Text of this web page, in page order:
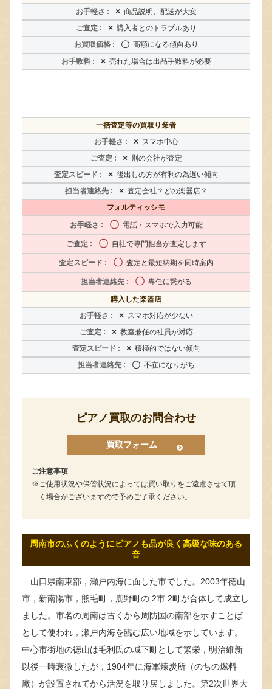
× 商品説明、配送が大変
× 購入者とのトラブルあり
〇 高額になる傾向あり
× 売れた場合は出品手数料が必要
一括査定等の買取り業者
× スマホ中心
× 別の会社が査定
× 後出しの方が有利の為遅い傾向
× 査定会社？どの楽器店？
フォルティッシモ
〇 電話・スマホで入力可能
〇 自社で専門担当が査定します
〇 査定と最短納期を同時案内
〇 専任に繋がる
購入した楽器店
× スマホ対応が少ない
× 教室兼任の社員が対応
× 積極的ではない傾向
〇 不在になりがち
ピアノ買取のお問合わせ
買取フォーム
ご注意事項
ご使用状況や保管状況によっては買い取りをご遠慮させて頂
く場合がございますので予めご了承ください。
周南市のふくのようにピアノも品が良く高級な味のある
音
山口県南東部，瀬戸内海に面した市でした。2003年徳山
市，新南陽市，熊毛町，鹿野町の 2市 2町が合体して成立し
ました。市名の周南は古くから周防国の南部を示すことば
として使われ，瀬戸内海を臨む広い地域を示しています。
中心市街地の徳山は毛利氏の城下町として繁栄，明治維新
以後一時衰微したが，1904年に海軍煉炭所（のちの燃料
廠）が設置されてから活況を取り戻しました。第2次世界大